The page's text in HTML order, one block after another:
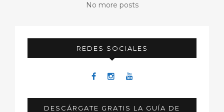
No more posts
REDES SOCIALES
DESCÁRGATE GRATIS LA GUÍA DE